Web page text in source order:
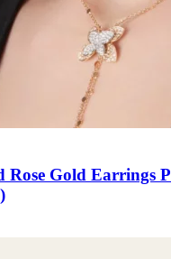
Rose Gold Earrings